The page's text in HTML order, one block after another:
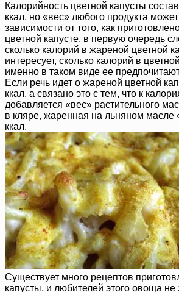
Калорийность цветной капусты
ккал, но «вес» любого продукта
зависимости от того, как
цветной капусте, в первую очередь
сколько калорий в жареной цветной
интересует, сколько калорий в
именно в таком виде ее
Если речь идет о жареной цветной
ккал, а связано это с тем, что к
добавляется «вес» растительного
в кляре, жаренная на льняном масле
ккал.
Существует много рецептов
капусты, и любителей этого овоща не